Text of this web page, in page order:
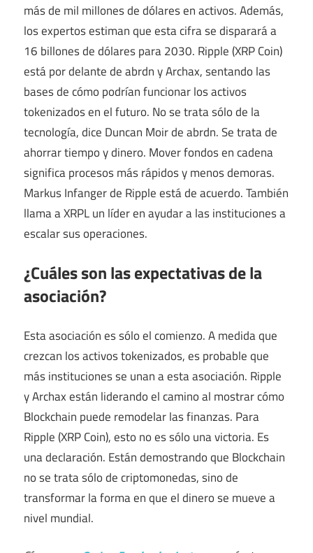
más de mil millones de dólares en activos. Además,
los expertos estiman que esta cifra se disparará a
16 billones de dólares para 2030. Ripple (XRP Coin)
está por delante de abrdn y Archax, sentando las
bases de cómo podrían funcionar los activos
tokenizados en el futuro. No se trata sólo de la
tecnología, dice Duncan Moir de abrdn. Se trata de
ahorrar tiempo y dinero. Mover fondos en cadena
significa procesos más rápidos y menos demoras.
Markus Infanger de Ripple está de acuerdo. También
llama a XRPL un líder en ayudar a las instituciones a
escalar sus operaciones.
¿Cuáles son las expectativas de la
asociación?
Esta asociación es sólo el comienzo. A medida que
crezcan los activos tokenizados, es probable que
más instituciones se unan a esta asociación. Ripple
y Archax están liderando el camino al mostrar cómo
Blockchain puede remodelar las finanzas. Para
Ripple (XRP Coin), esto no es sólo una victoria. Es
una declaración. Están demostrando que Blockchain
no se trata sólo de criptomonedas, sino de
transformar la forma en que el dinero se mueve a
nivel mundial.